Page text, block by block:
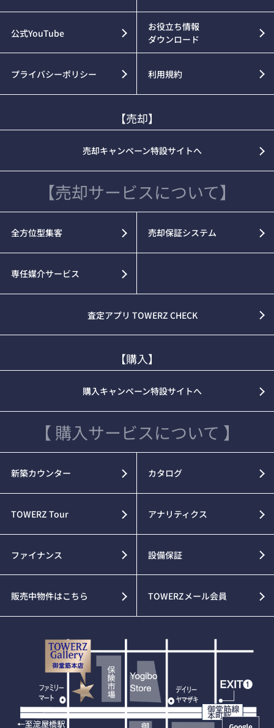
公式YouTube
お役立ち情報
ダウンロード
プライバシーポリシー 利用規約
【売却】
売却キャンペーン特設サイトへ
【売却サービスについて】
全方位型集客 売却保証システム
専任媒介サービス
査定アプリ TOWERZ CHECK
【購入】
購入キャンペーン特設サイトへ
【 購入サービスについて 】
新築カウンター カタログ
TOWERZ Tour アナリティクス
ファイナンス 設備保証
販売中物件はこちら TOWERZメール会員